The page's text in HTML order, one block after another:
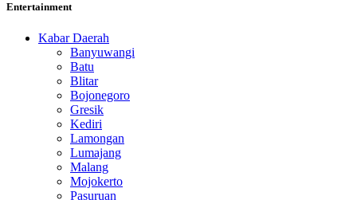
Entertainment
Kabar Daerah
Banyuwangi
Batu
Blitar
Bojonegoro
Gresik
Kediri
Lamongan
Lumajang
Malang
Mojokerto
Pasuruan